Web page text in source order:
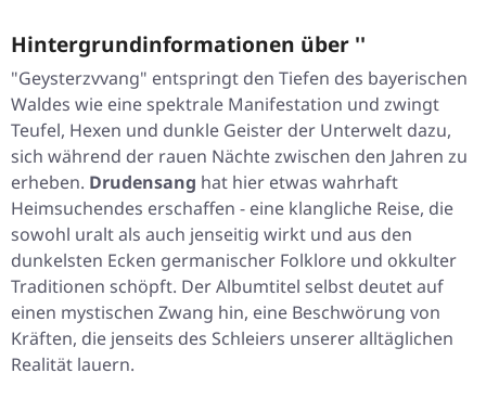
Hintergrundinformationen über ''
"Geysterzvvang" entspringt den Tiefen des bayerischen
Waldes wie eine spektrale Manifestation und zwingt
Teufel, Hexen und dunkle Geister der Unterwelt dazu,
sich während der rauen Nächte zwischen den Jahren zu
erheben. Drudensang hat hier etwas wahrhaft
Heimsuchendes erschaffen - eine klangliche Reise, die
sowohl uralt als auch jenseitig wirkt und aus den
dunkelsten Ecken germanischer Folklore und okkulter
Traditionen schöpft. Der Albumtitel selbst deutet auf
einen mystischen Zwang hin, eine Beschwörung von
Kräften, die jenseits des Schleiers unserer alltäglichen
Realität lauern.